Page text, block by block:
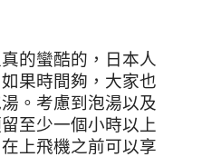
的蠻酷的，日本人
果時間夠，大家也
。考慮到泡湯以及
至少一個小時以上
上飛機之前可以享